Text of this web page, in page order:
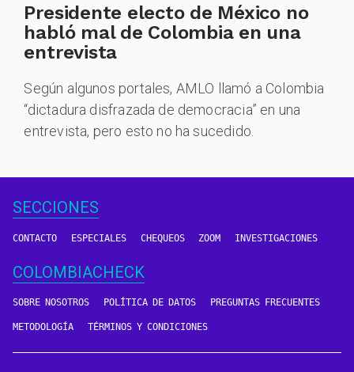
Presidente electo de México no
habló mal de Colombia en una
entrevista
Según algunos portales, AMLO llamó a Colombia
“dictadura disfrazada de democracia” en una
entrevista, pero esto no ha sucedido.
SECCIONES
CONTACTO ESPECIALES CHEQUEOS ZOOM INVESTIGACIONES
COLOMBIACHECK
SOBRE NOSOTROS POLÍTICA DE DATOS PREGUNTAS FRECUENTES
METODOLOGÍA TÉRMINOS Y CONDICIONES